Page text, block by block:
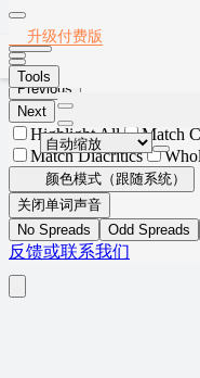
2024年12月英语六级真题
Thumbnails
Current Outline Item
Previous
Next
Highlight All
Match
Match Diacritics
颜色模式（跟随系统）
关闭单词声音
No Spreads
Odd Spreads
反馈或联系我们
升级付费版
Tools